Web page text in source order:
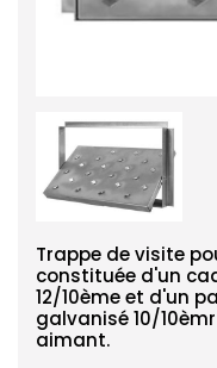
Trappe de visite
constituée d'un
12/10ème et d'un
galvanisé 10/
aimant.